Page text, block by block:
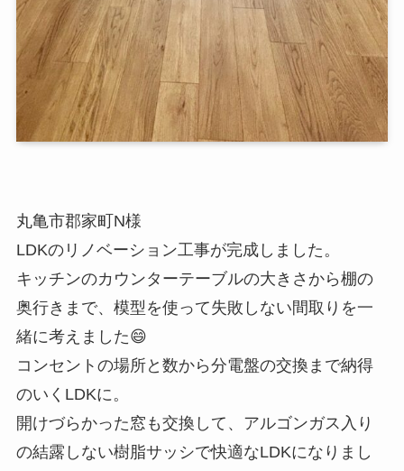
丸亀市郡家町N様
LDKのリノベーション工事が完成しました。
キッチンのカウンターテーブルの大きさから棚の
奥行きまで、模型を使って失敗しない間取りを一
緒に考えました😄
コンセントの場所と数から分電盤の交換まで納得
のいくLDKに。
開けづらかった窓も交換して、アルゴンガス入り
の結露しない樹脂サッシで快適なLDKになりまし